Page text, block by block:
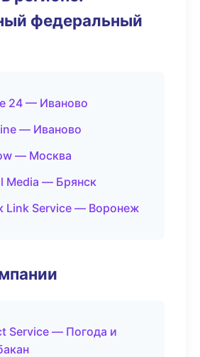
федеральный
24 — Иваново
— Иваново
— Москва
Media — Брянск
Link Service — Воронеж
Service — Погода и